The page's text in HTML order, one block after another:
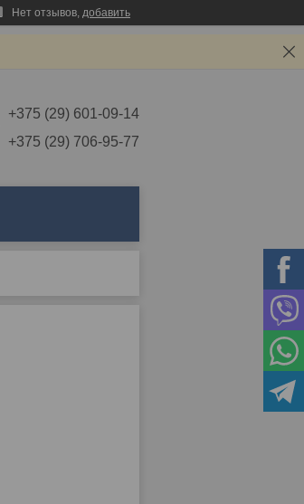
Нет отзывов, добавить
+375 (29) 601-09-14
+375 (29) 706-95-77